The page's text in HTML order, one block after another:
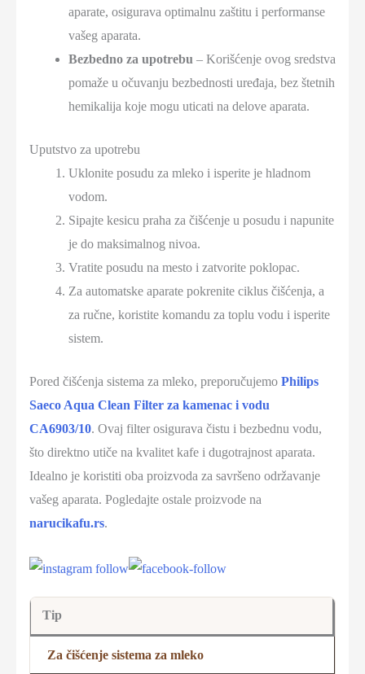
aparate, osigurava optimalnu zaštitu i performanse
vašeg aparata.
Bezbedno za upotrebu – Korišćenje ovog sredstva
pomaže u očuvanju bezbednosti uređaja, bez štetnih
hemikalija koje mogu uticati na delove aparata.
Uputstvo za upotrebu
Uklonite posudu za mleko i isperite je hladnom
vodom.
Sipajte kesicu praha za čišćenje u posudu i napunite
je do maksimalnog nivoa.
Vratite posudu na mesto i zatvorite poklopac.
Za automatske aparate pokrenite ciklus čišćenja, a
za ručne, koristite komandu za toplu vodu i isperite
sistem.
Pored čišćenja sistema za mleko, preporučujemo Philips
Saeco Aqua Clean Filter za kamenac i vodu
CA6903/10. Ovaj filter osigurava čistu i bezbednu vodu,
što direktno utiče na kvalitet kafe i dugotrajnost aparata.
Idealno je koristiti oba proizvoda za savršeno održavanje
vašeg aparata. Pogledajte ostale proizvode na
narucikafu.rs.
Tip
Za čišćenje sistema za mleko